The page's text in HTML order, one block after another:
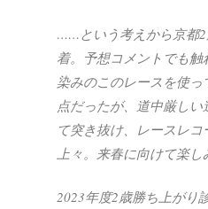
……という考えから京都2
着。予想コメントでも
染みのこのレースを使
点だったが、道中厳し
て突き抜け、レースレ
上々。来春に向けて楽し
2023年度2歳勝ち上がり